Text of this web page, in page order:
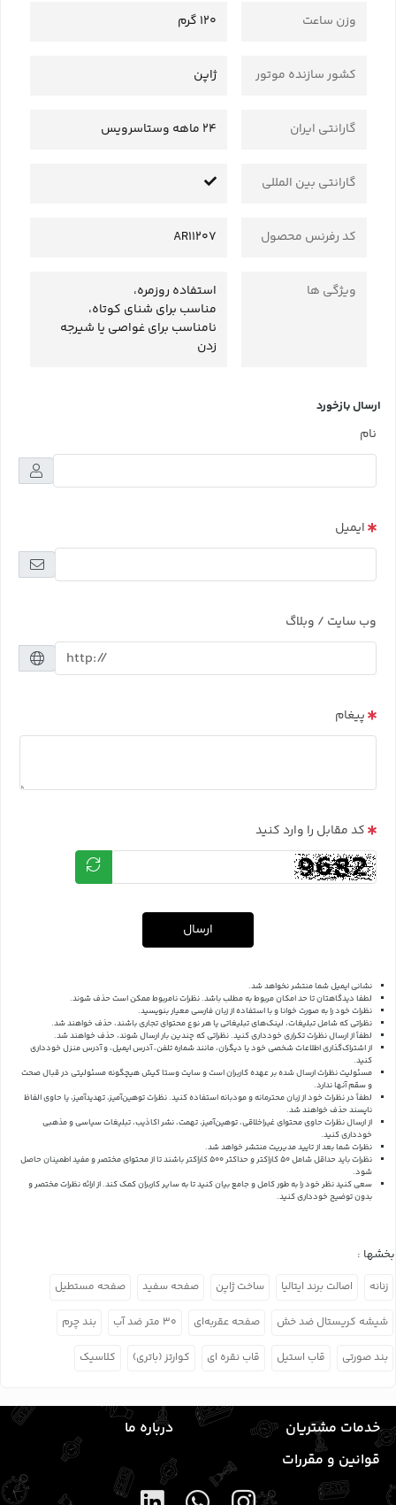
وزن ساعت 120 گرم
کشور سازنده موتور ژاپن
گارانتی ایران 24 ماهه وستاسرویس
گارانتی بین المللی
کد رفرنس محصول AR11207
ویژگی ها
استفاده روزمره،
مناسب برای شنای کوتاه،
نامناسب برای غواصی یا شیرجه
زدن
ارسال بازخورد
نام
ایمیل
وب سایت / وبلاگ
پیغام
کد مقابل را وارد کنید
ارسال
نشانی ایمیل شما منتشر نخواهد شد.
لطفا دیدگاهتان تا حد امکان مربوط به مطلب باشد. نظرات نامربوط ممکن است حذف شوند.
نظرات خود را به صورت خوانا و با استفاده از زبان فارسی معیار بنویسید.
نظراتی که شامل تبلیغات، لینک‌های تبلیغاتی یا هر نوع محتوای تجاری باشند، حذف خواهند شد.
لطفاً از ارسال نظرات تکراری خودداری کنید. نظراتی که چندین بار ارسال شوند، حذف خواهند شد.
از اشتراک‌گذاری اطلاعات شخصی خود یا دیگران، مانند شماره تلفن، آدرس ایمیل، و آدرس منزل خودداری
کنید.
مسئولیت نظرات ارسال شده بر عهده کاربران است و سایت وستا کیش هیچگونه مسئولیتی در قبال صحت
و سقم آنها ندارد.
لطفاً در نظرات خود از زبان محترمانه و مودبانه استفاده کنید. نظرات توهین‌آمیز، تهدیدآمیز، یا حاوی الفاظ
ناپسند حذف خواهند شد.
از ارسال نظرات حاوی محتوای غیراخلاقی، توهین‌آمیز، تهمت، نشر اکاذیب، تبلیغات سیاسی و مذهبی
خودداری کنید.
نظرات شما بعد از تایید مدیریت منتشر خواهد شد.
نظرات باید حداقل شامل 50 کاراکتر و حداکثر 500 کاراکتر باشند تا از محتوای مختصر و مفید اطمینان حاصل
شود.
سعی کنید نظر خود را به طور کامل و جامع بیان کنید تا به سایر کاربران کمک کند.از ارائه نظرات مختصر و
بدون توضیح خودداری کنید.
بخشها :
زنانه اصالت برند ایتالیا ساخت ژاپن صفحه سفید صفحه مستطیل
شیشه کریستال ضد خش صفحه عقربه‌ای ۳۰ متر ضد آب بند چرم
بند صورتی قاب استیل قاب نقره ای کوارتز (باتری) کلاسیک
خدمات مشتریان
درباره ما
قوانین و مقررات